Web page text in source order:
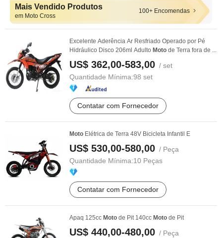
Mais Vendido Produtos
em Moto Cross
100+ Encomendas
Excelente Aderência Ar Resfriado Operado por Pé
Hidráulico Disco 206ml Adulto Moto de Terra fora de ...
US$ 362,00-583,00 / set
Quantidade Mínima:98 set
Contatar com Fornecedor
Moto Elétrica de Terra 48V Bicicleta Infantil E
US$ 530,00-580,00 / Peça
Quantidade Mínima:10 Peças
Contatar com Fornecedor
Apaq 125cc Moto de Pit 140cc Moto de Pit
US$ 440,00-480,00 / Peça